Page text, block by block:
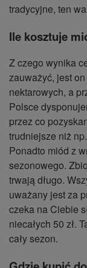
tradycyjne, ten
Ile kosztuje
Z czego wynika
zauważyć, jest
nektarowych, a
Polsce
przez co
trudniejsze niż
Ponadto miód z
sezonowego.
trwają długo.
uważany jest za
czeka na Ciebie
niecałych 50 zł.
cały sezon.